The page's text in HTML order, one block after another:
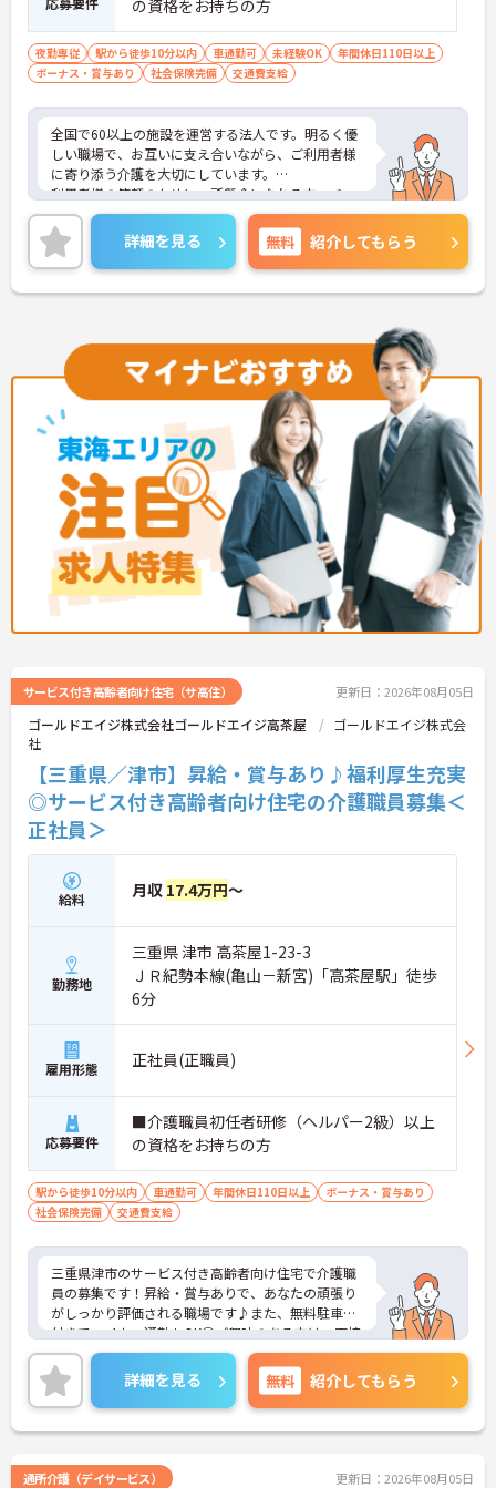
の資格をお持ちの方
夜勤専従 駅から徒歩10分以内 車通勤可 未経験OK
年間休日110日以上
ボーナス・賞与あり
社会保険完備 交通費支給
全国で60以上の施設を運営する法人です。明るく優
しい職場で、お互いに支え合いながら、ご利用者様
に寄り添う介護を大切にしています。
利用者様の笑顔のために一所懸命になれる方・チー
ム連携を大切に勤務出来る方を歓迎しています。
ご興味ある方には、面接対策ポイントなど、さらに
詳細をお話しいたしますのでお気軽にご相談くださ
い！
詳細を見る 無料 紹介してもらう
サービス付き高齢者向け住宅（サ高住） 更新日：2026年08月05日
ゴールドエイジ株式会社ゴールドエイジ高茶屋
ゴールドエイジ株式会
社
【三重県／津市】昇給・賞与あり♪福利厚生充実
◎サービス付き高齢者向け住宅の介護職員募集＜
正社員＞
給料 月収 17.4万円～
勤務地
三重県 津市 高茶屋1-23-3
ＪＲ紀勢本線(亀山－新宮)「高茶屋駅」徒歩
6分
雇用形態 正社員(正職員)
応募要件
■介護職員初任者研修（ヘルパー2級）以上
の資格をお持ちの方
駅から徒歩10分以内 車通勤可 年間休日110日以上
ボーナス・賞与あり
社会保険完備
交通費支給
三重県津市のサービス付き高齢者向け住宅で介護職
員の募集です！昇給・賞与ありで、あなたの頑張り
がしっかり評価される職場です♪また、無料駐車場
付きでマイカー通勤もOK◎ご興味のある方は、面接
ポイントをお伝えしますので、お気軽にご連絡くだ
さい。
詳細を見る 無料 紹介してもらう
通所介護（デイサービス） 更新日：2026年08月05日